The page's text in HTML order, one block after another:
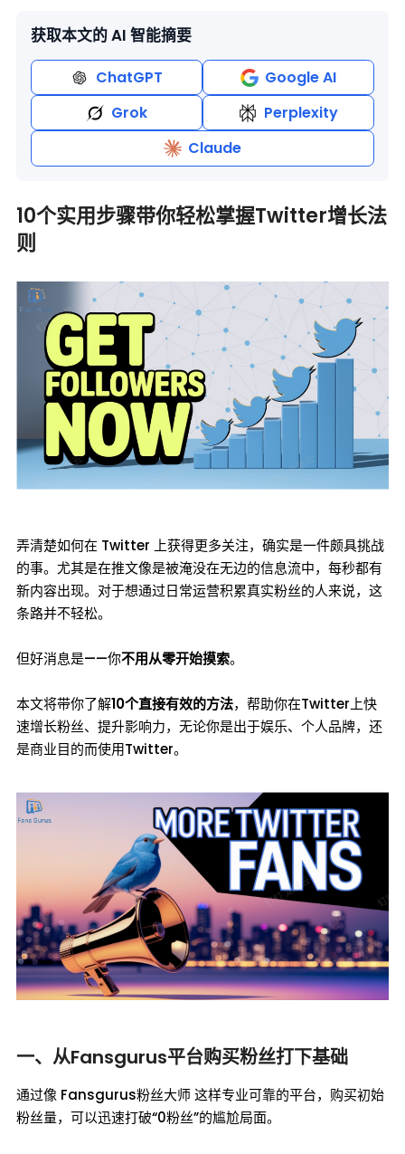
获取本文的 AI 智能摘要
ChatGPT
Google AI
Grok
Perplexity
Claude
10个实用步骤带你轻松掌握Twitter增长法
则
弄清楚如何在 Twitter 上获得更多关注，确实是一件颇具挑战
的事。尤其是在推文像是被淹没在无边的信息流中，每秒都有
新内容出现。对于想通过日常运营积累真实粉丝的人来说，这
条路并不轻松。
但好消息是——你不用从零开始摸索。
本文将带你了解10个直接有效的方法，帮助你在Twitter上快
速增长粉丝、提升影响力，无论你是出于娱乐、个人品牌，还
是商业目的而使用Twitter。
一、从Fansgurus平台购买粉丝打下基础
通过像 Fansgurus粉丝大师 这样专业可靠的平台，购买初始
粉丝量，可以迅速打破“0粉丝”的尴尬局面。